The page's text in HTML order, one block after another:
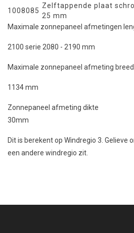
1008085
Zelftappende plaat
25 mm
Maximale zonnepaneel afmetingen
2100 serie 2080 - 2190 mm
Maximale zonnepaneel afmeting
1134 mm
Zonnepaneel afmeting dikte
30mm
Dit is berekent op Windregio 3. Gelieve
een andere windregio zit.